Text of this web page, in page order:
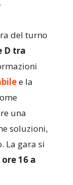
del turno
D tra
e la
una
soluzioni,
La gara si
16 a